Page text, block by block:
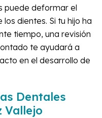
puede deformar el
dientes. Si tu hijo ha
tiempo, una revisión
te ayudará a
en el desarrollo de
Dentales
Vallejo